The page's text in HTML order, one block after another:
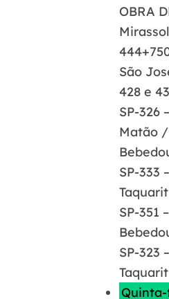
OBRA
São
428 e
SP-326
Matão
SP-333
SP-351
SP-323